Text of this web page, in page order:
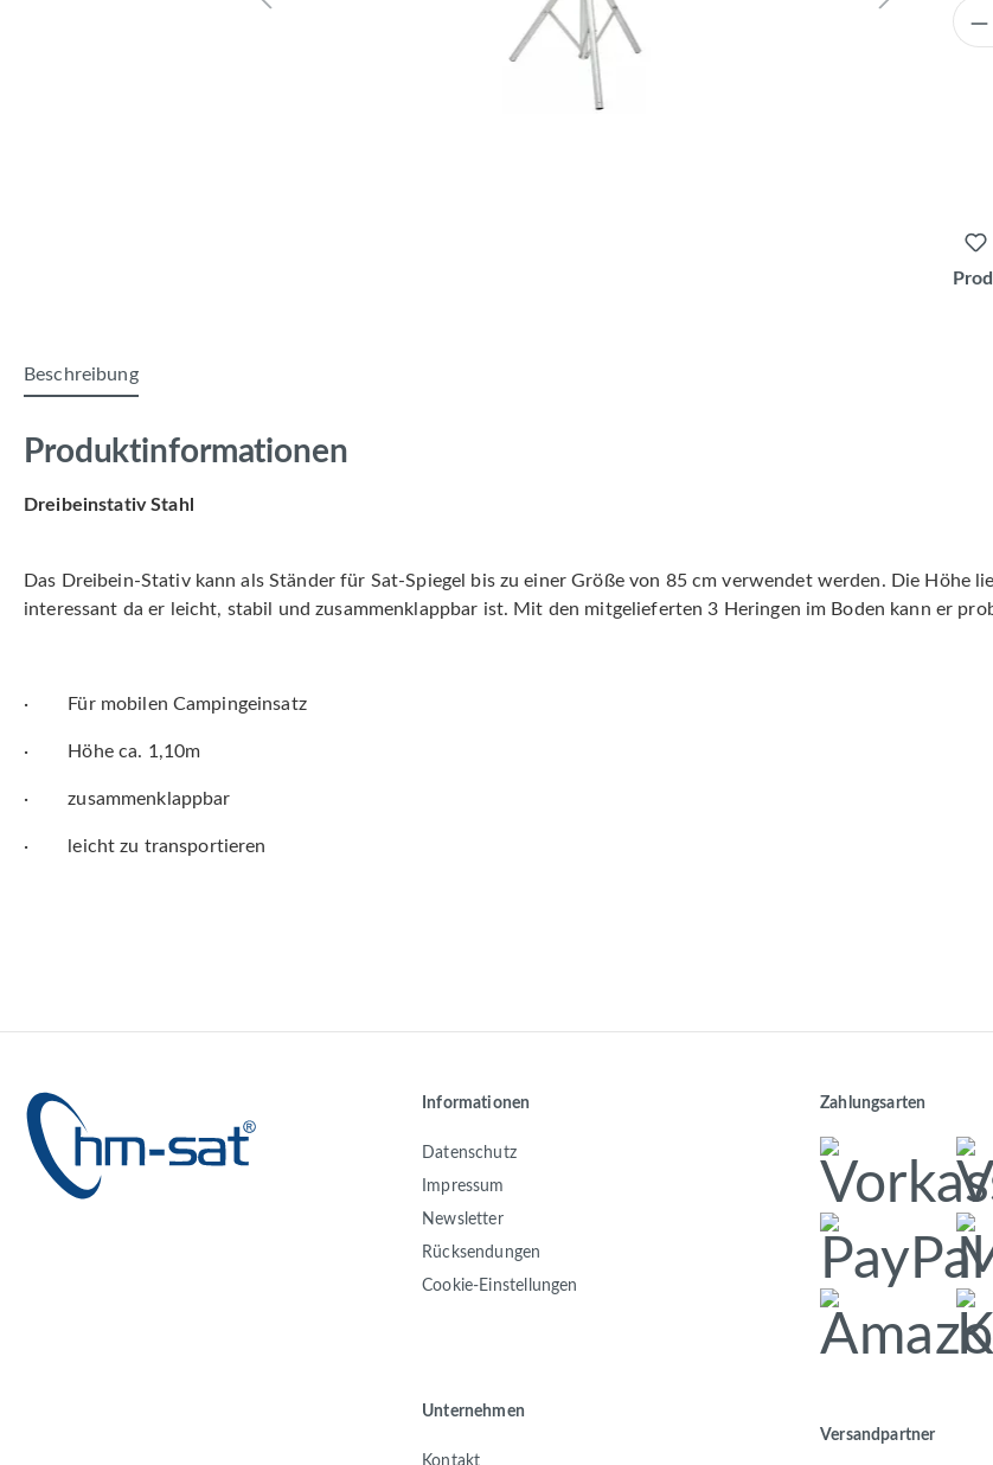
Beschreibung
Produktinformationen
Dreibeinstativ Stahl
Das Dreibein-Stativ kann als Ständer für Sat-Spiegel bis zu einer Größe von 85 cm verwendet werden. Die Höhe
interessant da er leicht, stabil und zusammenklappbar ist. Mit den mitgelieferten 3 Heringen im Boden kann er
· Für mobilen Campingeinsatz
· Höhe ca. 1,10m
· zusammenklappbar
· leicht zu transportieren
Informationen
Datenschutz
Impressum
Newsletter
Rücksendungen
Cookie-Einstellungen
Unternehmen
Zahlungsarten
Versandpartner